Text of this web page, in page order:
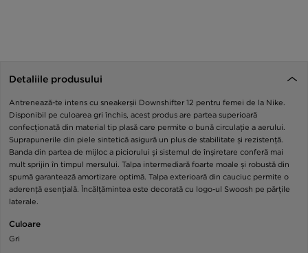
Detaliile produsului
Antrenează-te intens cu sneakerșii Downshifter 12 pentru femei de la Nike.
Disponibil pe culoarea gri închis, acest produs are partea superioară
confecționată din material tip plasă care permite o bună circulație a aerului.
Suprapunerile din piele sintetică asigură un plus de stabilitate și rezistență.
Banda din partea de mijloc a piciorului și sistemul de înșiretare conferă mai
mult sprijin în timpul mersului. Talpa intermediară foarte moale și robustă din
spumă garantează amortizare optimă. Talpa exterioară din cauciuc permite o
aderență esențială. Încălțămintea este decorată cu logo-ul Swoosh pe părțile
laterale.
Culoare
Gri